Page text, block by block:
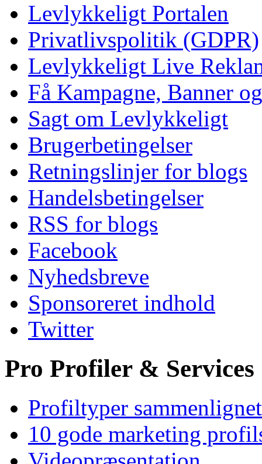
Levlykkeligt Portalen
Privatlivspolitik (GDPR)
Levlykkeligt Live
Få Kampagne, Banner
Sagt om Levlykkeligt
Brugerbetingelser
Retningslinjer for blogs
Handelsbetingelser
RSS for blogs
Facebook
Nyhedsbreve
Sponsoreret indhold
Twitter
Pro Profiler & Services
Profiltyper sammenlignet
10 gode marketing